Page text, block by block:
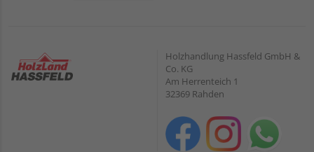
Holzhandlung Hassfeld GmbH &
Co. KG
Am Herrenteich 1
32369 Rahden